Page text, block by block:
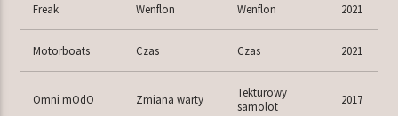
Freak Wenflon Wenflon 2021
Motorboats Czas Czas 2021
Omni mOdO Zmiana warty
Tekturowy
samolot
2017